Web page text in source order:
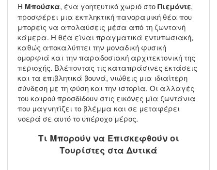
Η Μπούσκα, ένα γοητευτικό χωριό στοΠιεμόντε,
προσφέρει μια εκπληκτική πανοραμική θέα που
μπορείς να απολαύσεις μέσα από τη ζωντανή
κάμερα. Η θέα είναι πραγματικά εντυπωσιακή,
καθώς αποκαλύπτει την μοναδική φυσική
ομορφιά και την παραδοσιακή αρχιτεκτονική της
περιοχής. Βλέποντας τις καταπράσινες εκτάσεις
και τα επιβλητικά βουνά, νιώθεις μια ιδιαίτερη
σύνδεση με τη φύση και την ιστορία. Οι αλλαγές
του καιρού προσδίδουν στις εικόνες μία ζωντάνια
που μαγνητίζει το βλέμμα και σε μεταφέρει
νοερά σε αυτό το υπέροχο μέρος.
Τι Μπορούν να Επισκεφθούν οι
Τουρίστες στα Δυτικά